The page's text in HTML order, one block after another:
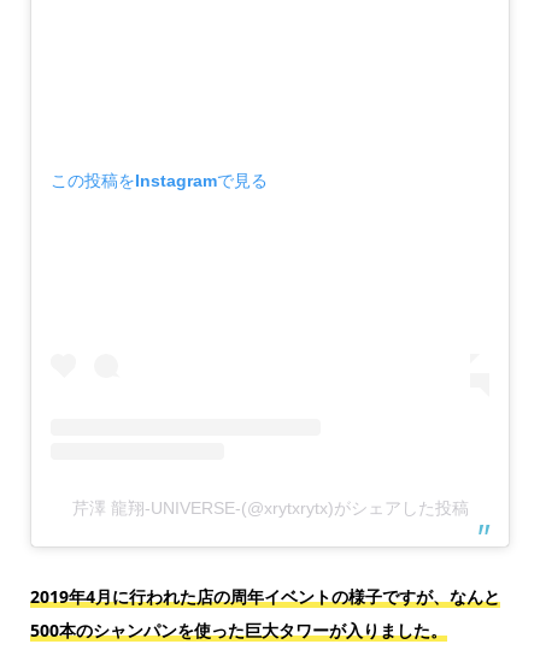
この投稿をInstagramで見る
芹澤 龍翔-UNIVERSE-(@xrytxrytx)がシェアした投稿
2019年4月に行われた店の周年イベントの様子ですが、なんと
500本のシャンパンを使った巨大タワーが入りました。